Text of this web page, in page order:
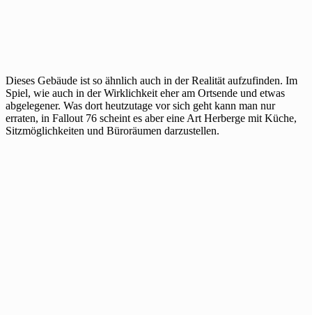
Dieses Gebäude ist so ähnlich auch in der Realität aufzufinden. Im
Spiel, wie auch in der Wirklichkeit eher am Ortsende und etwas
abgelegener. Was dort heutzutage vor sich geht kann man nur
erraten, in Fallout 76 scheint es aber eine Art Herberge mit Küche,
Sitzmöglichkeiten und Büroräumen darzustellen.